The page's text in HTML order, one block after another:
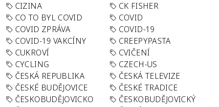
CIZINA
CK FISHER
CO TO BYL COVID
COVID
COVID ZPRÁVA
COVID-19
COVID-19 VAKCÍNY
CREEPYPASTA
CUKROVÍ
CVIČENÍ
CYCLING
CZECH-US
ČESKÁ REPUBLIKA
ČESKÁ TELEVIZE
ČESKÉ BUDĚJOVICE
ČESKÉ TRADICE
ČESKOBUDĚJOVICKO
ČESKOBUDĚJOVICKÝ